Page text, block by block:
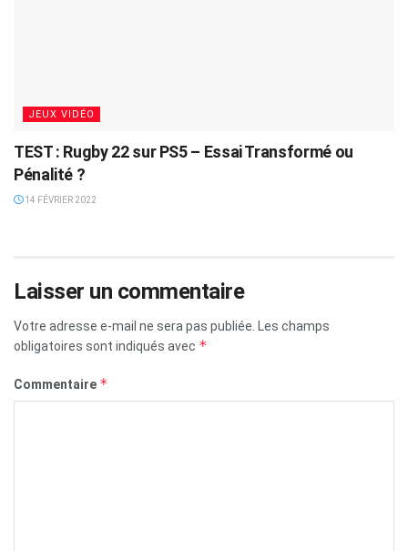
JEUX VIDÉO
TEST : Rugby 22 sur PS5 – Essai Transformé ou
Pénalité ?
14 FÉVRIER 2022
Laisser un commentaire
Votre adresse e-mail ne sera pas publiée. Les champs
obligatoires sont indiqués avec *
Commentaire *